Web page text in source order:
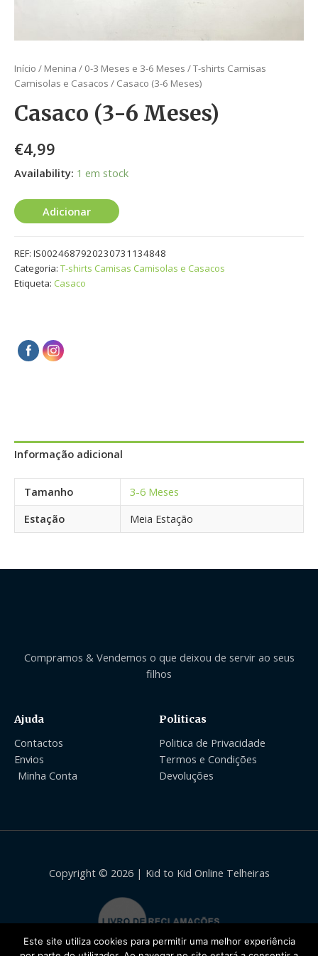
Início / Menina / 0-3 Meses e 3-6 Meses /T-shirts Camisas
Camisolas e Casacos / Casaco (3-6 Meses)
Casaco (3-6 Meses)
€4,99
Availability: 1 em stock
Adicionar
REF: IS0024687920230731134848
Categoria: T-shirts Camisas Camisolas e Casacos
Etiqueta: Casaco
Informação adicional
Tamanho
3-6 Meses
Estação
Meia Estação
Compramos & Vendemos o que deixou de servir ao seus
filhos
Ajuda
Contactos
Envios
Minha Conta
Politicas
Politica de Privacidade
Termos e Condições
Devoluções
Copyright © 2026 | Kid to Kid Online Telheiras
Este site utiliza cookies para permitir uma melhor experiência